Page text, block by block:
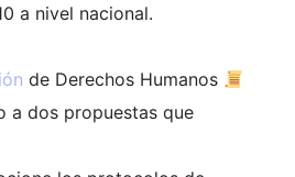
a nivel nacional.
de Derechos Humanos
a dos propuestas que